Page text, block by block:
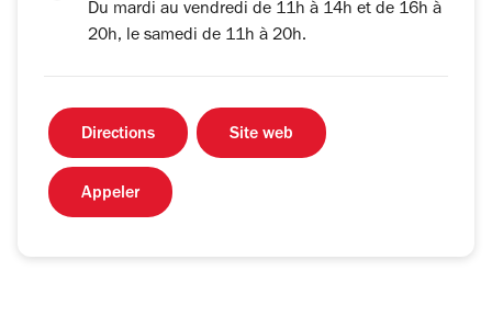
Du mardi au vendredi de 11h à 14h et de 16h à
20h, le samedi de 11h à 20h.
Directions Site web
Appeler